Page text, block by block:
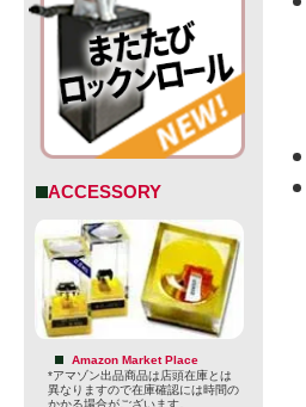
ACCESSORY
Amazon Market Place
*アマゾン出品商品は店頭在庫とは
異なりますので在庫確認には時間の
かかる場合がございます。